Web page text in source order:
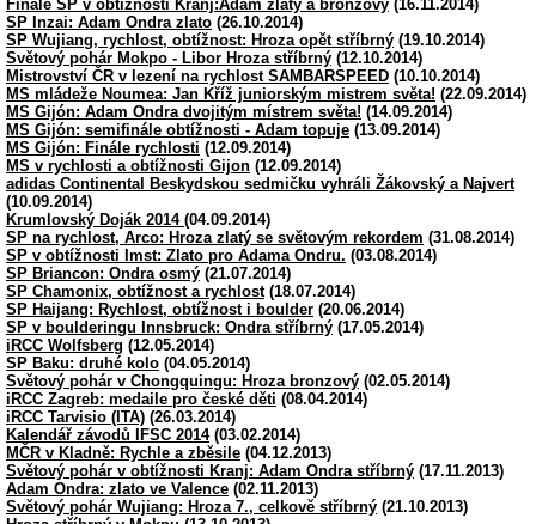
Finále SP v obtížnosti Kranj:Adam zlatý a bronzový (16.11.2014)
SP Inzai: Adam Ondra zlato (26.10.2014)
SP Wujiang, rychlost, obtížnost: Hroza opět stříbrný (19.10.2014)
Světový pohár Mokpo - Libor Hroza stříbrný (12.10.2014)
Mistrovství ČR v lezení na rychlost SAMBARSPEED (10.10.2014)
MS mládeže Noumea: Jan Kříž juniorským mistrem světa! (22.09.2014)
MS Gijón: Adam Ondra dvojitým místrem světa! (14.09.2014)
MS Gijón: semifinále obtížnosti - Adam topuje (13.09.2014)
MS Gijón: Finále rychlosti (12.09.2014)
MS v rychlosti a obtížnosti Gijon (12.09.2014)
adidas Continental Beskydskou sedmičku vyhráli Žákovský a Najvert
(10.09.2014)
Krumlovský Doják 2014 (04.09.2014)
SP na rychlost, Arco: Hroza zlatý se světovým rekordem (31.08.2014)
SP v obtížnosti Imst: Zlato pro Adama Ondru. (03.08.2014)
SP Briancon: Ondra osmý (21.07.2014)
SP Chamonix, obtížnost a rychlost(18.07.2014)
SP Haijang: Rychlost, obtížnost i boulder (20.06.2014)
SP v boulderingu Innsbruck: Ondra stříbrný (17.05.2014)
iRCC Wolfsberg (12.05.2014)
SP Baku: druhé kolo (04.05.2014)
Světový pohár v Chongquingu: Hroza bronzový (02.05.2014)
iRCC Zagreb: medaile pro české děti (08.04.2014)
iRCC Tarvisio (ITA) (26.03.2014)
Kalendář závodů IFSC 2014(03.02.2014)
MČR v Kladně: Rychle a zběsile (04.12.2013)
Světový pohár v obtížnosti Kranj: Adam Ondra stříbrný (17.11.2013)
Adam Ondra: zlato ve Valence (02.11.2013)
Světový pohár Wujiang: Hroza 7., celkově stříbrný (21.10.2013)